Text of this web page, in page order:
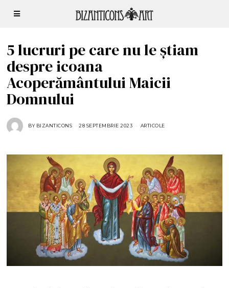
5 lucruri pe care nu le știam
despre icoana
Acoperământului Maicii
Domnului
BY BIZANTICONS 28 SEPTEMBRIE 2023
T
B
R
E
2
0
2
3
ARTICOLE